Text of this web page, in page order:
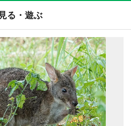
見る・遊ぶ